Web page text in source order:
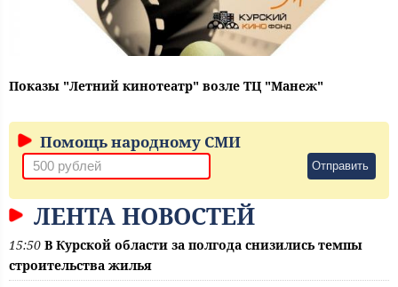
Показы "Летний кинотеатр" возле ТЦ "Манеж"
Помощь народному СМИ
Отправить
ЛЕНТА НОВОСТЕЙ
15:50 В Курской области за полгода снизились темпы
строительства жилья